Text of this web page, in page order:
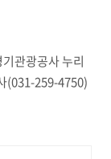
관광공사 누리
(031-259-4750)